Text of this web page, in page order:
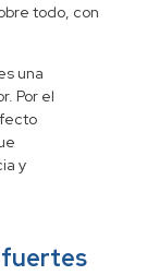
todo, con
una
Por el
y